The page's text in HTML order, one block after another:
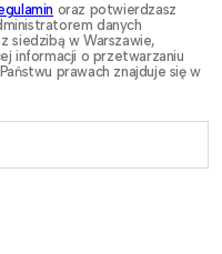
oraz potwierdzasz
danych
siedzibą w Warszawie,
informacji o przetwarzaniu
prawach znajduje się w